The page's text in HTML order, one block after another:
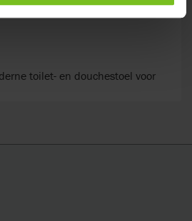
toilet- en douchestoel voor